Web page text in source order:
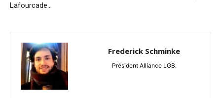
Lafourcade…
Frederick Schminke
Président Alliance LGB.